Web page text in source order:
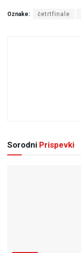
Oznake: četrtfinale
Sorodni Prispevki